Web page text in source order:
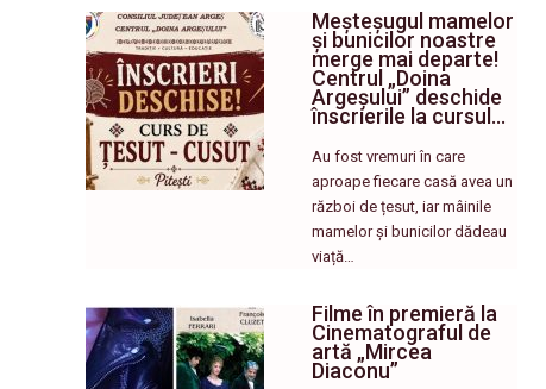
Meșteșugul mamelor
și bunicilor noastre
merge mai departe!
Centrul „Doina
Argeșului” deschide
înscrierile la cursul…
Au fost vremuri în care
aproape fiecare casă avea un
război de țesut, iar mâinile
mamelor și bunicilor dădeau
viață…
Filme în premieră la
Cinematograful de
artă „Mircea
Diaconu”